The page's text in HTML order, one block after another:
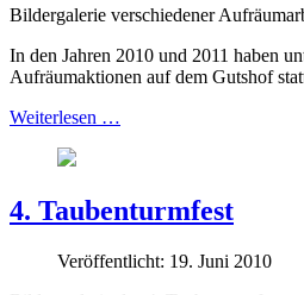
Bildergalerie verschiedener
In den Jahren 2010 und 2011 haben
Aufräumaktionen auf dem Gutshof
Weiterlesen …
4. Taubenturmfest
Veröffentlicht: 19. Juni 2010